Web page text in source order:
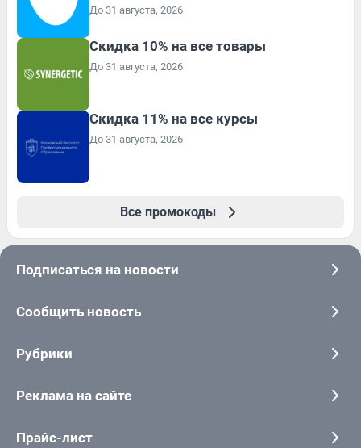
До 31 августа, 2026
Скидка 10% на все товары
До 31 августа, 2026
Скидка 11% на все курсы
До 31 августа, 2026
Все промокоды
Подписаться на новости
Сообщить новость
Рубрики
Реклама на сайте
Прайс-лист